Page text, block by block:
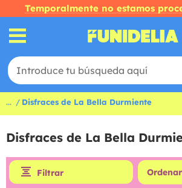
Temporalmente no estamos
... Disfraces de La Bella Durmiente
Disfraces de La Bella
Filtrar